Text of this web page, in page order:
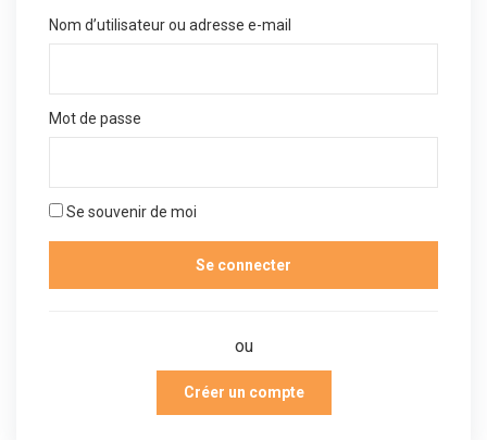
Nom d’utilisateur ou adresse e-mail
Mot de passe
Se souvenir de moi
ou
Créer un compte